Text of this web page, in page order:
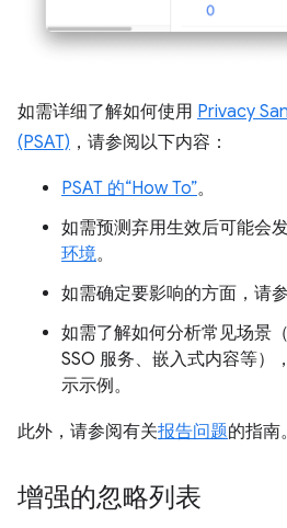
如需详细了解如何使用 Privacy
(PSAT) ，请参阅以下内容：
PSAT 的“How To”。
如需预测弃用生效后可能会
环境。
如需确定要影响的方面，请
如需了解如何分析常见场景
SSO 服务、嵌入式内容等）
示示例。
此外，请参阅有关报告问题的指南。
增强的忽略列表